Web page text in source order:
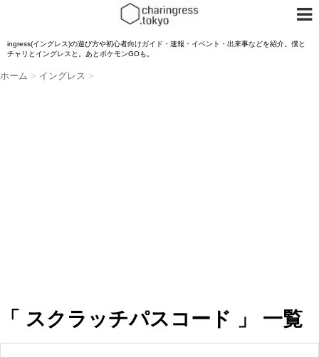
ingress(イングレス)の遊び方や初心者向けガイド・速報・イベント・出来事などを紹介。僕と
チャリとイングレスと。あとポケモンGOも。
ホーム > イングレス >
「 スクラッチパスコード 」 一覧